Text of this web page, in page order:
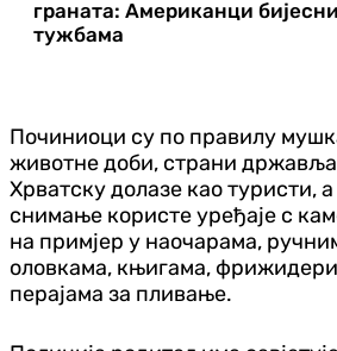
граната: Американци
тужбама
Починиоци су по правилу
животне доби, страни
Хрватску долазе као туристи,
снимање користе уређаје с
на примјер у наочарама,
оловкама, књигама,
перајама за пливање.